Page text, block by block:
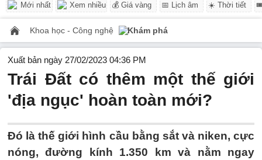
Mới nhất Xem nhiều 💰 Giá vàng 📅 Lịch âm ☀️ Thời tiết
Khoa học - Công nghệ Khám phá
Xuất bản ngày 27/02/2023 04:36 PM
Trái Đất có thêm một thế giới
'địa ngục' hoàn toàn mới?
Đó là thế giới hình cầu bằng sắt và niken, cực
nóng, đường kính 1.350 km và nằm ngay